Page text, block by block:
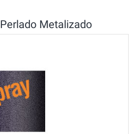
Metalizado